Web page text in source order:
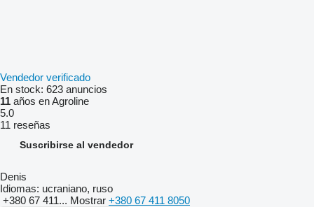
Vendedor verificado
En stock: 623 anuncios
11 años en Agroline
5.0
11 reseñas
Suscribirse al vendedor
Denis
Idiomas: ucraniano, ruso
+380 67 411... Mostrar +380 67 411 8050